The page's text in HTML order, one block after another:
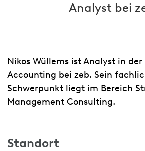
Analyst bei
Nikos Wüllems ist Analyst in
Accounting bei zeb. Sein
Schwerpunkt liegt im Bereich
Management Consulting.
Standort